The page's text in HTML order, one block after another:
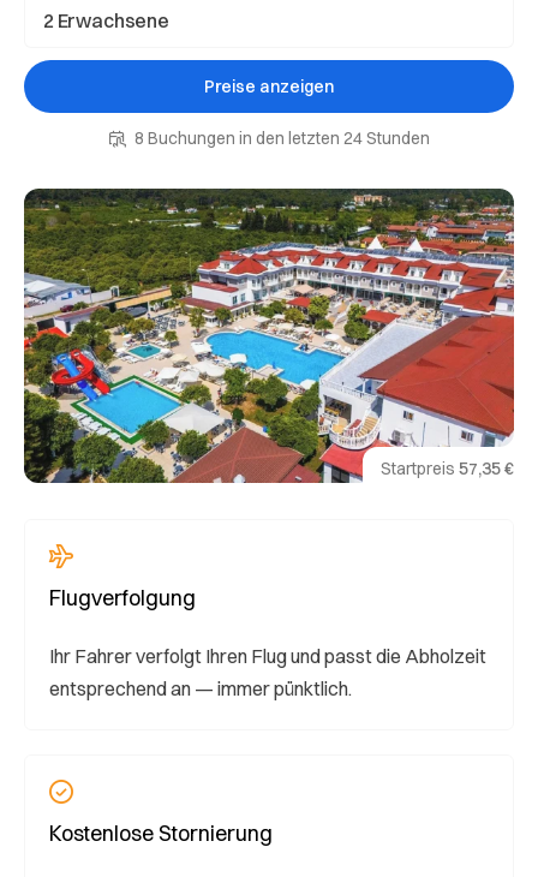
Startpreis 57,35 €
Preise anzeigen
8 Buchungen in den letzten 24 Stunden
Flugverfolgung
Ihr Fahrer verfolgt Ihren Flug und passt die Abholzeit
entsprechend an — immer pünktlich.
Kostenlose Stornierung